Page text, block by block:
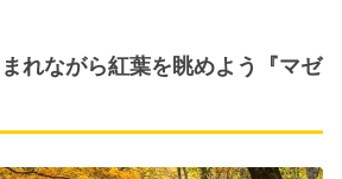
れながら紅葉を眺めよう『マゼ